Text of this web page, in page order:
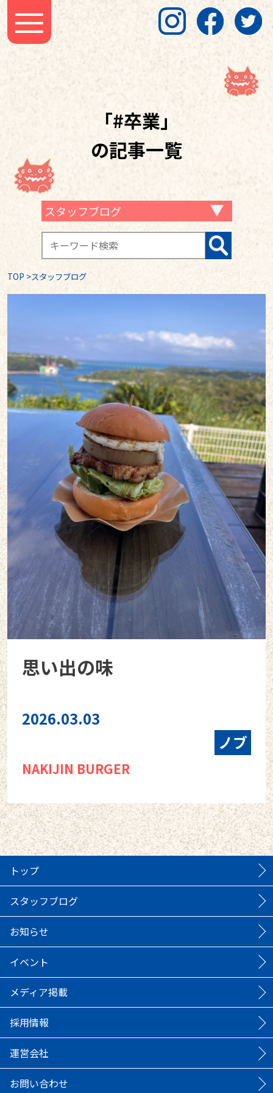
「#卒業」
の記事一覧
スタッフブログ
TOP >スタッフブログ
思い出の味
2026.03.03
ノブ
NAKIJIN BURGER
トップ
スタッフブログ
お知らせ
イベント
メディア掲載
採用情報
運営会社
お問い合わせ